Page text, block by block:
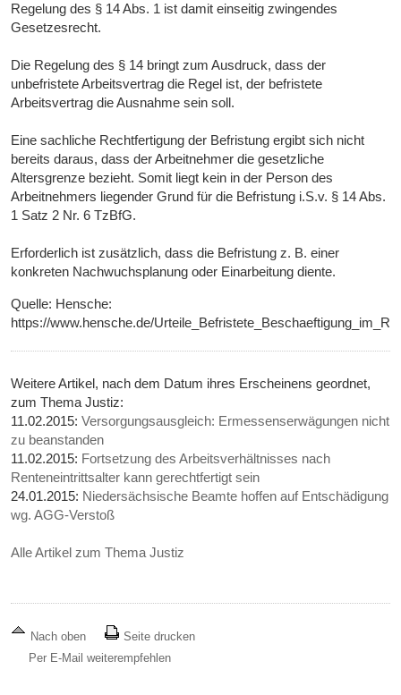
Regelung des § 14 Abs. 1 ist damit einseitig zwingendes
Gesetzesrecht.
Die Regelung des § 14 bringt zum Ausdruck, dass der
unbefristete Arbeitsvertrag die Regel ist, der befristete
Arbeitsvertrag die Ausnahme sein soll.
Eine sachliche Rechtfertigung der Befristung ergibt sich nicht
bereits daraus, dass der Arbeitnehmer die gesetzliche
Altersgrenze bezieht. Somit liegt kein in der Person des
Arbeitnehmers liegender Grund für die Befristung i.S.v. § 14 Abs.
1 Satz 2 Nr. 6 TzBfG.
Erforderlich ist zusätzlich, dass die Befristung z. B. einer
konkreten Nachwuchsplanung oder Einarbeitung diente.
Quelle: Hensche:
https://www.hensche.de/
Weitere Artikel, nach dem Datum ihres Erscheinens geordnet,
zum Thema Justiz:
11.02.2015:Versorgungsausgleich: Ermessenserwägungen nicht
zu beanstanden
11.02.2015: Fortsetzung des Arbeitsverhältnisses nach
Renteneintrittsalter kann gerechtfertigt sein
24.01.2015: Niedersächsische Beamte hoffen auf Entschädigung
wg. AGG-Verstoß
Alle Artikel zum Thema Justiz
Nach oben
Seite drucken
Per E-Mail weiterempfehlen